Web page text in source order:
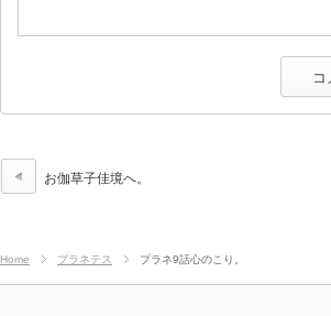
お伽草子佳境へ。
Home プラネテス プラネ9話心のこり。